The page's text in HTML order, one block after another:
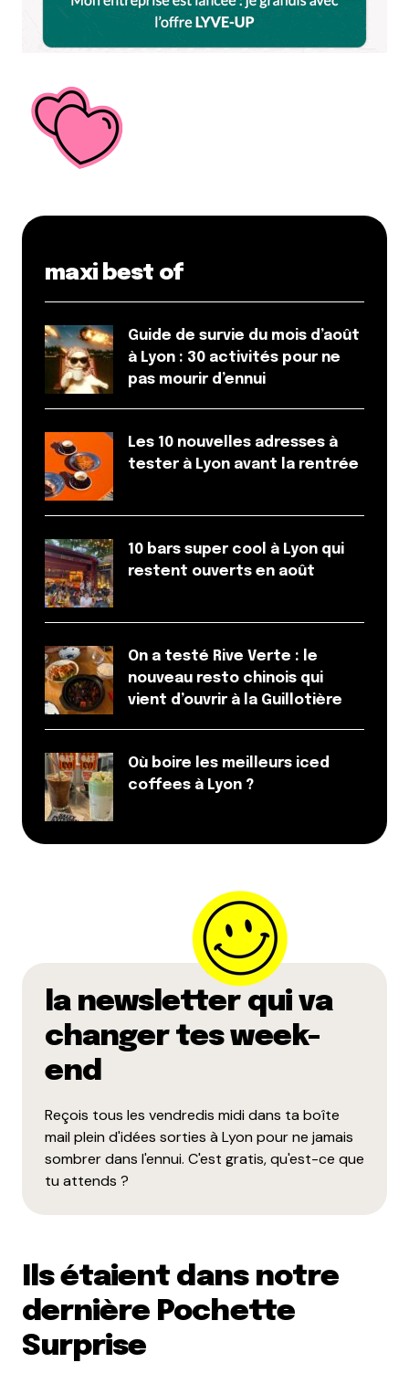
maxi best of
Guide de survie du mois d’août
à Lyon : 30 activités pour ne
pas mourir d’ennui
Les 10 nouvelles adresses à
tester à Lyon avant la rentrée
10 bars super cool à Lyon qui
restent ouverts en août
On a testé Rive Verte : le
nouveau resto chinois qui
vient d’ouvrir à la Guillotière
Où boire les meilleurs iced
coffees à Lyon ?
la newsletter qui va
changer tes week-
end
Reçois tous les vendredis midi dans ta boîte
mail plein d'idées sorties à Lyon pour ne jamais
sombrer dans l'ennui. C'est gratis, qu'est-ce que
tu attends ?
Ils étaient dans notre
dernière Pochette
Surprise